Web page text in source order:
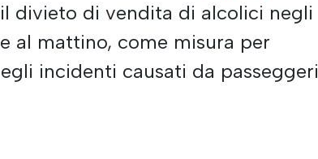
divieto di vendita di alcolici negli
al mattino, come misura per
incidenti causati da passeggeri